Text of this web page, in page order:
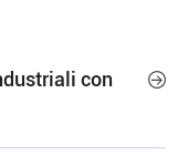
con
